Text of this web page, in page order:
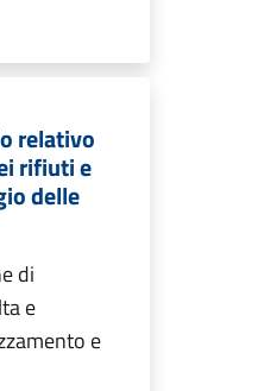
relativo
rifiuti e
delle
di
e
e